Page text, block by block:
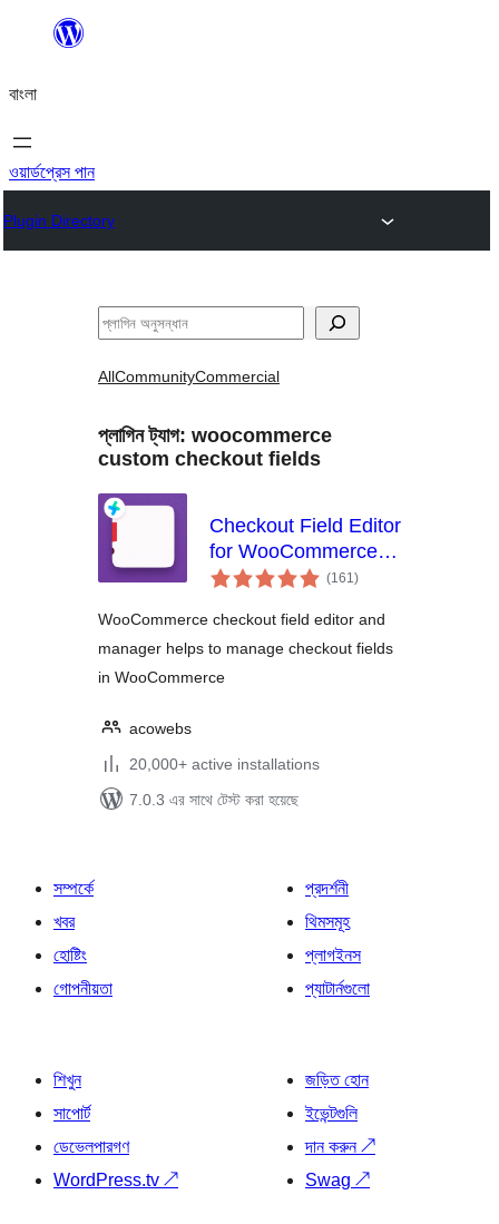
যান
বাংলা
ওয়ার্ডপ্রেস পান
Plugin Directory
অনুসন্ধান
AllCommunityCommercial
প্লাগিন ট্যাগ: woocommerce
custom checkout fields
Checkout Field Editor
for WooCommerce –
Checkout Manager
(161total
ratings
)
WooCommerce checkout field editor and
manager helps to manage checkout fields
in WooCommerce
acowebs
20,000+ active installations
7.0.3 এর সাথে টেস্ট করা হয়েছে
সম্পর্কে
খবর
হোষ্টিং
গোপনীয়তা
প্রদর্শনী
থিমসমূহ
প্লাগইনস
প্যাটার্নগুলো
শিখুন
সাপোর্ট
ডেভেলপারগণ
WordPress.tv ↗
জড়িত হোন
ইভেন্টগুলি
দান করুন↗
Swag ↗